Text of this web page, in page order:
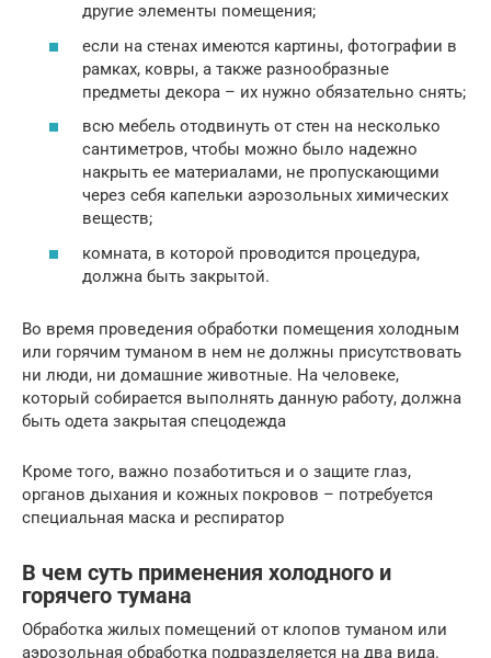
другие элементы помещения;
если на стенах имеются картины, фотографии в
рамках, ковры, а также разнообразные
предметы декора – их нужно обязательно снять;
всю мебель отодвинуть от стен на несколько
сантиметров, чтобы можно было надежно
накрыть ее материалами, не пропускающими
через себя капельки аэрозольных химических
веществ;
комната, в которой проводится процедура,
должна быть закрытой.
Во время проведения обработки помещения холодным
или горячим туманом в нем не должны присутствовать
ни люди, ни домашние животные. На человеке,
который собирается выполнять данную работу, должна
быть одета закрытая спецодежда
Кроме того, важно позаботиться и о защите глаз,
органов дыхания и кожных покровов – потребуется
специальная маска и респиратор
В чем суть применения холодного и
горячего тумана
Обработка жилых помещений от клопов туманом или
аэрозольная обработка подразделяется на два вида.